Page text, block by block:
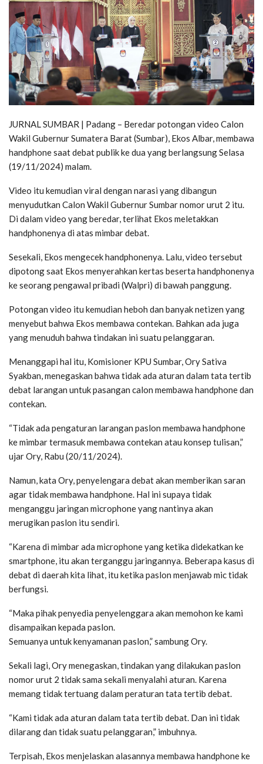
JURNAL SUMBAR | Padang – Beredar potongan video Calon
Wakil Gubernur Sumatera Barat (Sumbar), Ekos Albar, membawa
handphone saat debat publik ke dua yang berlangsung Selasa
(19/11/2024) malam.
Video itu kemudian viral dengan narasi yang dibangun
menyudutkan Calon Wakil Gubernur Sumbar nomor urut 2 itu.
Di dalam video yang beredar, terlihat Ekos meletakkan
handphonenya di atas mimbar debat.
Sesekali, Ekos mengecek handphonenya. Lalu, video tersebut
dipotong saat Ekos menyerahkan kertas beserta handphonenya
ke seorang pengawal pribadi (Walpri) di bawah panggung.
Potongan video itu kemudian heboh dan banyak netizen yang
menyebut bahwa Ekos membawa contekan. Bahkan ada juga
yang menuduh bahwa tindakan ini suatu pelanggaran.
Menanggapi hal itu, Komisioner KPU Sumbar, Ory Sativa
Syakban, menegaskan bahwa tidak ada aturan dalam tata tertib
debat larangan untuk pasangan calon membawa handphone dan
contekan.
“Tidak ada pengaturan larangan paslon membawa handphone
ke mimbar termasuk membawa contekan atau konsep tulisan,”
ujar Ory, Rabu (20/11/2024).
Namun, kata Ory, penyelengara debat akan memberikan saran
agar tidak membawa handphone. Hal ini supaya tidak
menganggu jaringan microphone yang nantinya akan
merugikan paslon itu sendiri.
“Karena di mimbar ada microphone yang ketika didekatkan ke
smartphone, itu akan terganggu jaringannya. Beberapa kasus di
debat di daerah kita lihat, itu ketika paslon menjawab mic tidak
berfungsi.
“Maka pihak penyedia penyelenggara akan memohon ke kami
disampaikan kepada paslon.
Semuanya untuk kenyamanan paslon,” sambung Ory.
Sekali lagi, Ory menegaskan, tindakan yang dilakukan paslon
nomor urut 2 tidak sama sekali menyalahi aturan. Karena
memang tidak tertuang dalam peraturan tata tertib debat.
“Kami tidak ada aturan dalam tata tertib debat. Dan ini tidak
dilarang dan tidak suatu pelanggaran,” imbuhnya.
Terpisah, Ekos menjelaskan alasannya membawa handphone ke